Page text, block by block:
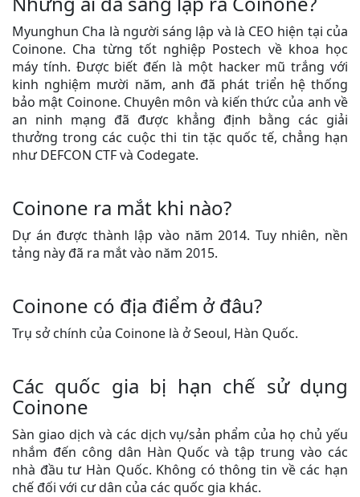
Myunghun Cha là người sáng lập và là CEO hiện tại của
Coinone. Cha từng tốt nghiệp Postech về khoa học
máy tính. Được biết đến là một hacker mũ trắng với
kinh nghiệm mười năm, anh đã phát triển hệ thống
bảo mật Coinone. Chuyên môn và kiến thức của anh về
an ninh mạng đã được khẳng định bằng các giải
thưởng trong các cuộc thi tin tặc quốc tế, chẳng hạn
như DEFCON CTF và Codegate.
Coinone ra mắt khi nào?
Dự án được thành lập vào năm 2014. Tuy nhiên, nền
tảng này đã ra mắt vào năm 2015.
Coinone có địa điểm ở đâu?
Trụ sở chính của Coinone là ở Seoul, Hàn Quốc.
Các quốc gia bị hạn chế sử dụng
Coinone
Sàn giao dịch và các dịch vụ/sản phẩm của họ chủ yếu
nhắm đến công dân Hàn Quốc và tập trung vào các
nhà đầu tư Hàn Quốc. Không có thông tin về các hạn
chế đối với cư dân của các quốc gia khác.